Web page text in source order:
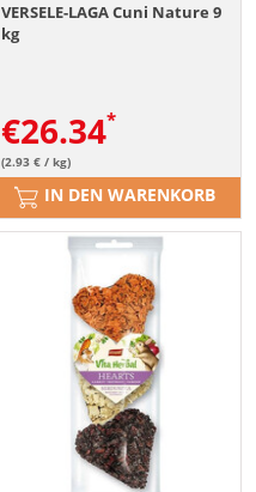
VERSELE-LAGA Cuni Nature 9
kg
€26.34
(2.93 € / kg)
IN DEN WARENKORB